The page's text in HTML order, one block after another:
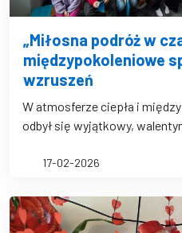
„Miłosna podróż w
międzypokoleniowe
wzruszeń
W atmosferze ciepła i
odbył się wyjątkowy,
17-02-2026